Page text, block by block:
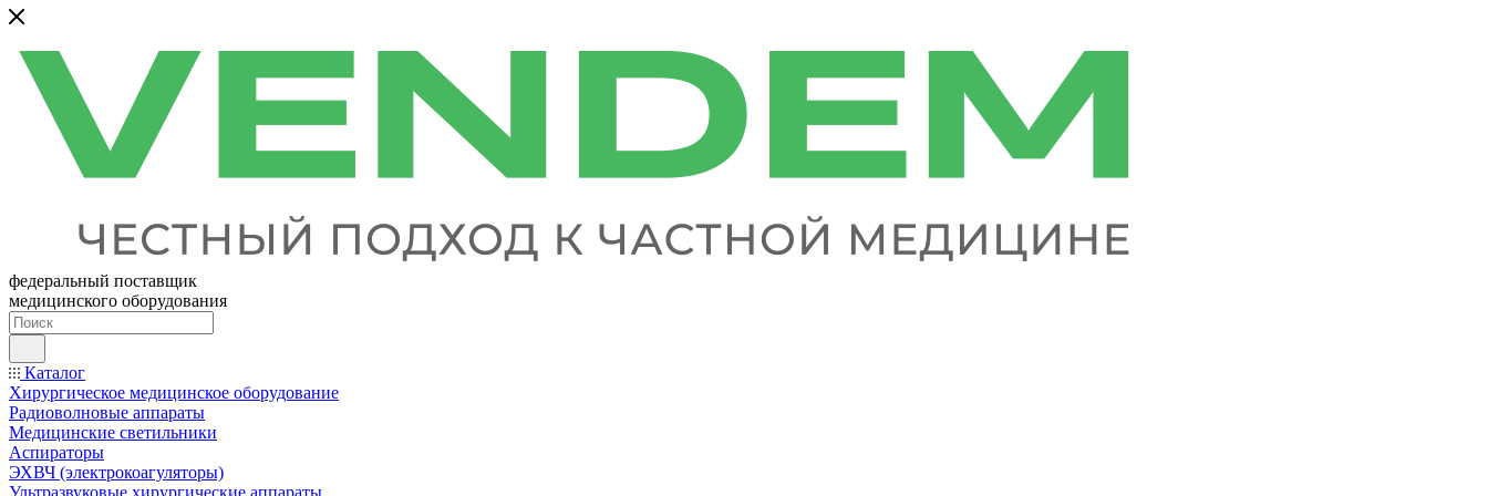
федеральный поставщик
медицинского оборудования
Каталог
Хирургическое медицинское оборудование
Радиоволновые аппараты
Медицинские светильники
Аспираторы
ЭХВЧ (электрокоагуляторы)
Ультразвуковые хирургические аппараты